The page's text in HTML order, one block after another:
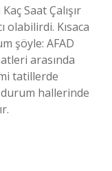
Saat Çalışır
olabilirdi. Kısaca
şöyle: AFAD
arasında
tatillerde
durum hallerinde